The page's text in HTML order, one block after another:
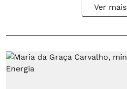
Ver mais